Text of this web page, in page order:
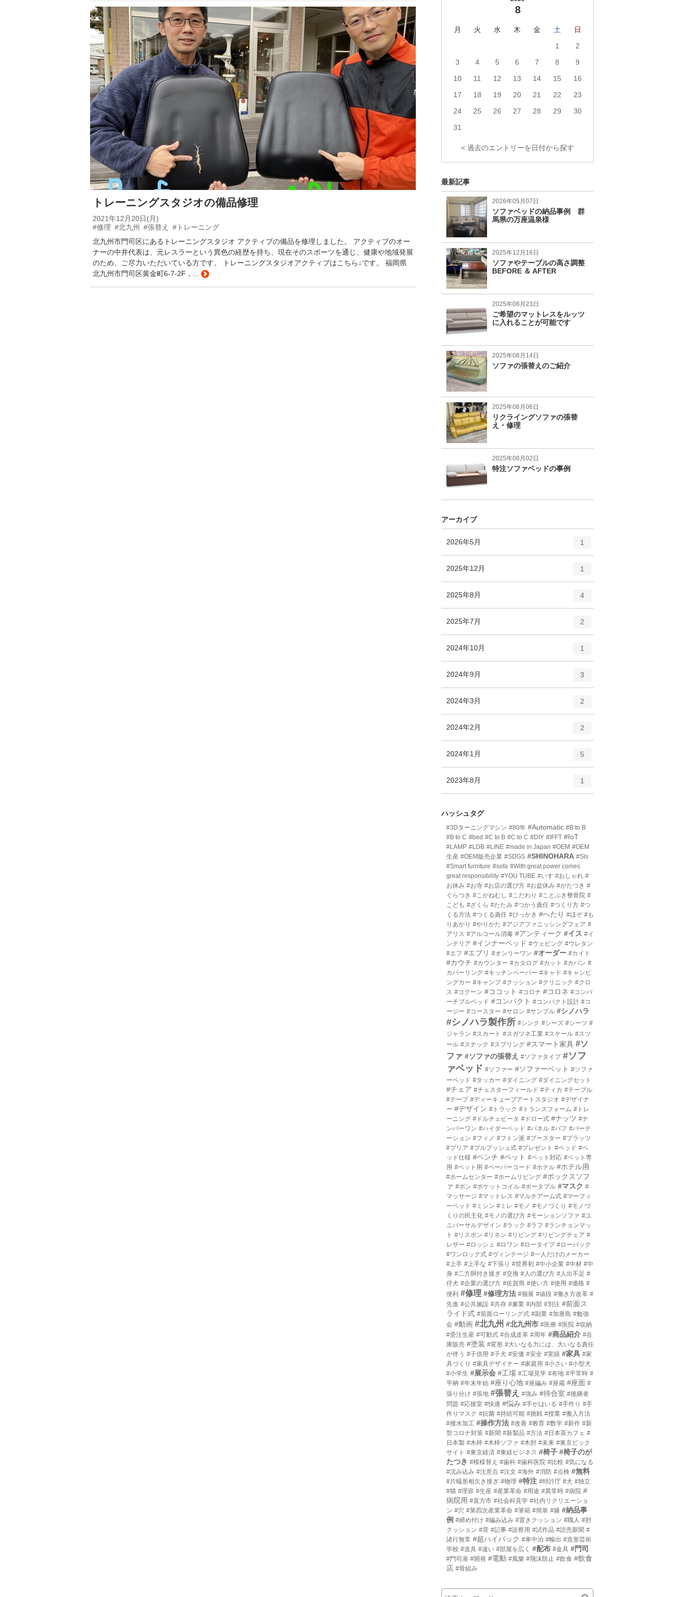
トレーニングスタジオの備品修理
2021年12月20日(月)
#修理 #北九州 #張替え
#トレーニング
北九州市門司区にあるトレーニングスタジオ アクティブの備品を修理しました。 アクティブのオー
ナーの中井代表は、元レスラーという異色の経歴を持ち、現在そのスポーツを通じ、健康や地域発展
のため、ご尽力いただいている方です。 トレーニングスタジオアクティブはこちら↓です。 福岡県
北九州市門司区黄金町6-7-2F，...
8
月 火 水 木 金 土
日
1
2
3
4 5 6 7 8
9
10
11 12 13 14 15
16
17
18 19 20 21 22
23
24
25 26 27 28 29
30
31
< 過去のエントリーを日付から探す
最新記事
2026年05月07日
ソファベッドの納品事例 群
馬県の万座温泉様
2025年12月16日
ソファやテーブルの高さ調整
BEFORE ＆ AFTER
2025年08月23日
ご希望のマットレスをルッツ
に入れることが可能です
2025年08月14日
ソファの張替えのご紹介
2025年08月06日
リクライングソファの張替
え・修理
2025年08月02日
特注ソファベッドの事例
アーカイブ
2026年5月
リ
ー
1
2025年12月
ー
1
2025年8月
ー
数
4
2025年7月
リ
ー
2
2024年10月
ー
1
2024年9月
ー
3
2024年3月
ー
2
2024年2月
ー
2
2024年1月
ー
5
2023年8月
リ
数
1
ハッシュタグ
#3Dターニングマシン #80年 #Automatic #B to B
#B to C #bed #C to B #C to C #DIY #IFFT #IoT
#LAMP #LDB #LINE #made in Japan #OEM #OEM
生産 #OEM販売企業 #SDGS #SHINOHARA #Sls
#Smart furniture #sofa #With great power comes
great responsibility #YOU TUBE #いす #おしゃれ #
お休み #お寺 #お店の選び方 #お盆休み #がたつき #
ぐらつき #こがねむし #こだわり #ことぶき整骨院 #
こども #ざくら #たたみ #つかう責任 #つくり方 #つ
くる方法 #つくる責任 #ひっかき #へたり #ほぞ #も
りあがり #やりかた #アジアファニッシングフェア #
アリス #アルコール消毒 #アンティーク #イス #イ
ンテリア #インナーベッド #ウェピング #ウレタン
#エフ #エブリ #オンリーワン #オーダー #カイト
#カウチ #カウンター #カタログ #カット #カバン #
カバーリング #キッチンペーパー #キャド #キャンピ
ングカー #キャンプ #クッション #クリニック #クロ
ス #コクーン #ココット #コロナ #コロネ #コンバ
ーチブルベッド #コンパクト #コンパクト設計 #コ
ージー #コースター #サロン #サンプル #シノハラ
#シノハラ製作所 #シンク #シーズ #シーツ #
ジャラン #スカート #スガツネ工業 #スケール #スツ
ール #スナック #スプリング #スマート家具 #ソ
ファ #ソファの張替え #ソファタイプ #ソフ
ァベッド #ソファー #ソファーベット #ソファ
ーベッド #タッカー #ダイニング #ダイニングセット
#チェア #チェスターフィールド #ティカ #テーブル
#テープ #ディーキューブアートスタジオ #デザイナ
ー #デザイン #トラック #トランスフォーム #トレ
ーニング #ドルチェビータ #ドロー式 #ナッツ #ナ
ンバーワン #ハイダーベッド #パネル #パフ #パーテ
ーション #フィノ #フトン派 #ブースター #プラッツ
#プリア #プルプッシュ式 #プレゼント #ベッド #ベ
ッド仕様 #ベンチ #ペット #ペット対応 #ペット専
用 #ペット用 #ペーパーコード #ホテル #ホテル用
#ホームセンター #ホームリビング #ボックスソフ
ァ #ボン #ポケットコイル #ポータブル #マスク #
マッサージ #マットレス #マルチアーム式 #マーフィ
ーベッド #ミシン #ミレ #モノ #モノづくり #モノづ
くりの民主化 #モノの選び方 #モーションソファ #ユ
ニバーサルデザイン #ラック #ラフ #ランチョンマッ
ト #リスボン #リネン #リビング #リビングチェア #
レザー #ロッシュ #ロワン #ロータイプ #ローバック
#ワンロック式 #ヴィンテージ #一人だけのメーカー
#上手 #上手な #下張り #世界初 #中小企業 #中材 #中
身 #二方胴付き接ぎ #交換 #人の選び方 #人出不足 #
仔犬 #企業の選び方 #佐賀県 #使い方 #使用 #価格 #
便利 #修理 #修理方法 #個展 #値段 #働き方改革 #
先進 #公共施設 #共存 #兼業 #内部 #別注 #前面ス
ライド式 #前面ローリング式 #副業 #加唐島 #勉強
会 #動画 #北九州 #北九州市 #医療 #医院 #収納
#受注生産 #可動式 #合成皮革 #周年 #商品紹介 #在
庫販売 #塗装 #変形 #大いなる力には、大いなる責任
が伴う #子供用 #子犬 #安価 #安全 #実績 #家具 #家
具づくり #家具デザイナー #家庭用 #小さい #小型犬
#小学生 #展示会 #工場 #工場見学 #布地 #平常時 #
平枘 #年末年始 #座り心地 #座編み #座蔵 #座面 #
張り分け #張地 #張替え #強み #待合室 #後継者
問題 #応接室 #快適 #悩み #手がはいる #手作り #手
作りマスク #抗菌 #持続可能 #挑戦 #授業 #搬入方法
#撥水加工 #操作方法 #改善 #教育 #数学 #新作 #新
型コロナ対策 #新聞 #新製品 #方法 #日本茶カフェ #
日本製 #木枠 #木枠ソファ #木肘 #未来 #東京ビック
サイト #東京経済 #東経ビジネス #椅子 #椅子のが
たつき #模様替え #歯科 #歯科医院 #比較 #気になる
#沈み込み #注意点 #注文 #海外 #消防 #点検 #無料
#片蟻形相欠き接ぎ #物理 #特注 #特許庁 #犬 #独立
#猫 #理容 #生産 #産業革命 #用途 #異常時 #病院 #
病院用 #直方市 #社会科見学 #社内リクリエーショ
ン #穴 #第四次産業革命 #筆箱 #簡単 #籐 #納品事
例 #締め付け #編み込み #置きクッション #職人 #肘
クッション #背 #記事 #診察用 #試作品 #読売新聞 #
諸行無常 #超ハイバック #車中泊 #輸出 #造形芸術
学校 #道具 #違い #部屋を広く #配布 #金具 #門司
#門司港 #開発 #電動 #風樂 #飛沫防止 #飲食 #飲食
店 #骨組み